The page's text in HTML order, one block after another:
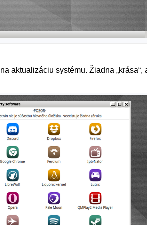
aktualizáciu systému. Žiadna „krása“,